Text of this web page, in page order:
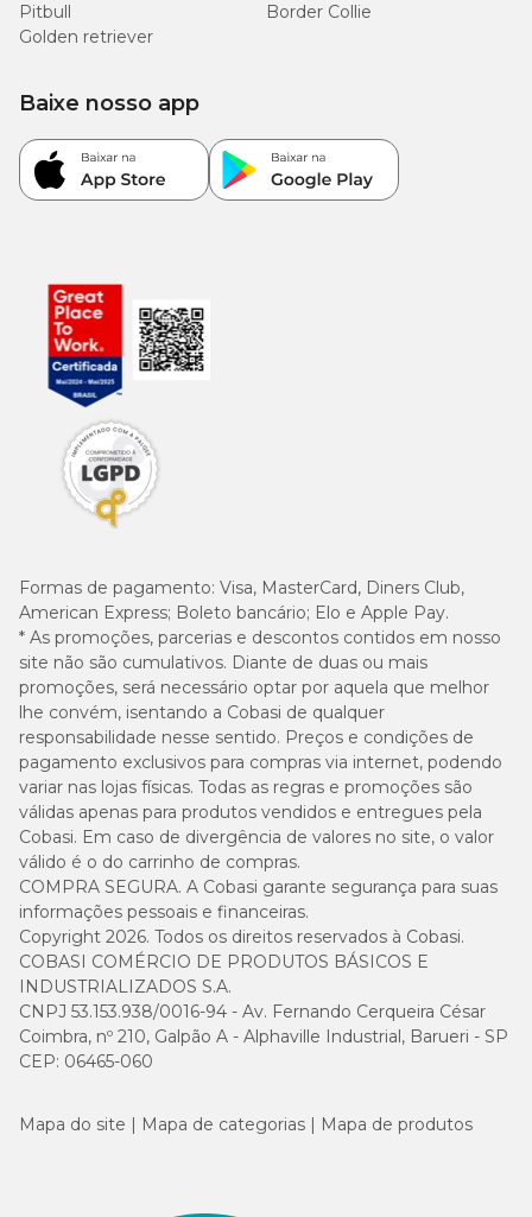
Pitbull
Border Collie
Golden retriever
Formas de pagamento: Visa, MasterCard, Diners Club,
American Express; Boleto bancário; Elo e Apple Pay.
* As promoções, parcerias e descontos contidos em nosso
site não são cumulativos. Diante de duas ou mais
promoções, será necessário optar por aquela que melhor
lhe convém, isentando a Cobasi de qualquer
responsabilidade nesse sentido. Preços e condições de
pagamento exclusivos para compras via internet, podendo
variar nas lojas físicas. Todas as regras e promoções são
válidas apenas para produtos vendidos e entregues pela
Cobasi. Em caso de divergência de valores no site, o valor
válido é o do carrinho de compras.
COMPRA SEGURA. A Cobasi garante segurança para suas
informações pessoais e financeiras.
Copyright 2026. Todos os direitos reservados à Cobasi.
COBASI COMÉRCIO DE PRODUTOS BÁSICOS E
INDUSTRIALIZADOS S.A.
CNPJ 53.153.938/0016-94 - Av. Fernando Cerqueira César
Coimbra, nº 210, Galpão A - Alphaville Industrial, Barueri - SP
CEP: 06465-060
Baixe nosso app
Mapa do site Mapa de categorias Mapa de produtos